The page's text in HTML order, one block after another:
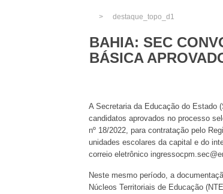
destaque_topo_d1
BAHIA: SEC
BÁSICA
A Secretaria da Educação do Estado
candidatos aprovados no processo
nº 18/2022, para contratação pelo
unidades escolares da capital e do
correio eletrônico
Neste mesmo período, a
Núcleos Territoriais de Educação